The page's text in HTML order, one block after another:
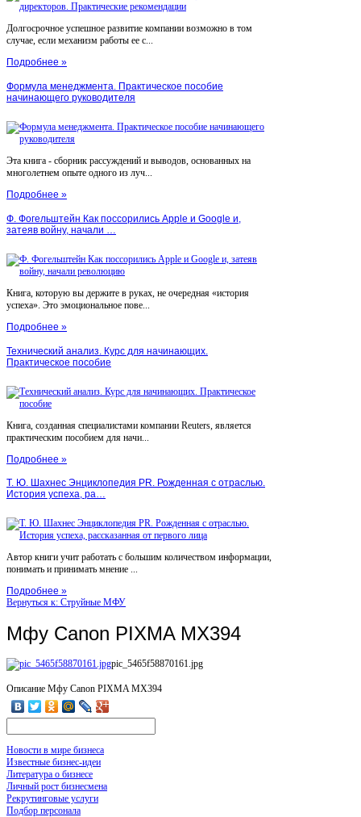
Долгосрочное успешное развитие компании возможно в том
случае, если механизм работы ее с...
Подробнее »
Формула менеджмента. Практическое пособие
начинающего руководителя
Эта книга - сборник рассуждений и выводов, основанных на
многолетнем опыте одного из луч...
Подробнее »
Ф. Фогельштейн Как поссорились Apple и Google и,
затеяв войну, начали …
Книга, которую вы держите в руках, не очередная «история
успеха». Это эмоциональное пове...
Подробнее »
Технический анализ. Курс для начинающих.
Практическое пособие
Книга, созданная специалистами компании Reuters, является
практическим пособием для начи...
Подробнее »
Т. Ю. Шахнес Энциклопедия PR. Рожденная с отраслью.
История успеха, ра…
Автор книги учит работать с большим количеством информации,
понимать и принимать мнение ...
Подробнее »
Вернуться к: Струйные МФУ
Мфу Canon PIXMA MX394
pic_5465f58870161.jpg
Описание Мфу Canon PIXMA MX394
Новости в мире бизнеса
Известные бизнес-идеи
Литература о бизнесе
Личный рост бизнесмена
Рекрутинговые услуги
Подбор персонала